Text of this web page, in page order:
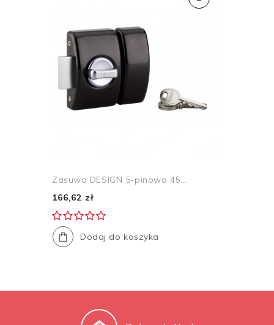
Zasuwa DESIGN 5-pinowa 45...
166,62 zł
Dodaj do koszyka